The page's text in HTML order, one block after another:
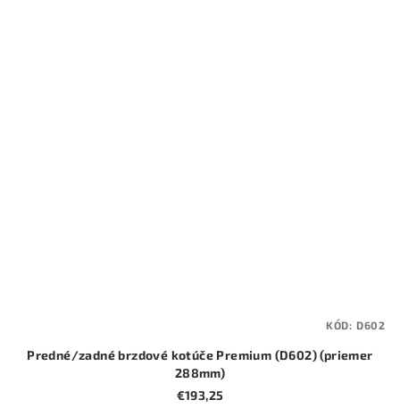
Predné/zadné brzdové kotúče Premium (D602) (priemer
288mm)
€193,25
KÓD: D602